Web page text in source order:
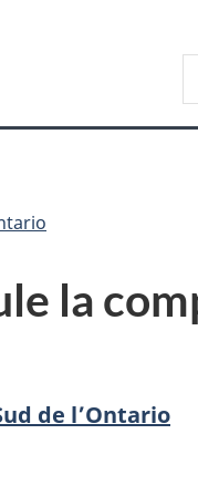
la
de l’Ontario